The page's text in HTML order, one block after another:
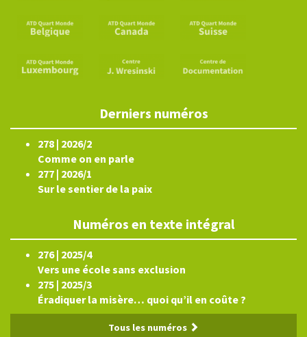
Derniers numéros
278 | 2026/2
Comme on en parle
277 | 2026/1
Sur le sentier de la paix
Numéros en texte intégral
276 | 2025/4
Vers une école sans exclusion
275 | 2025/3
Éradiquer la misère… quoi qu’il en coûte ?
Tous les numéros